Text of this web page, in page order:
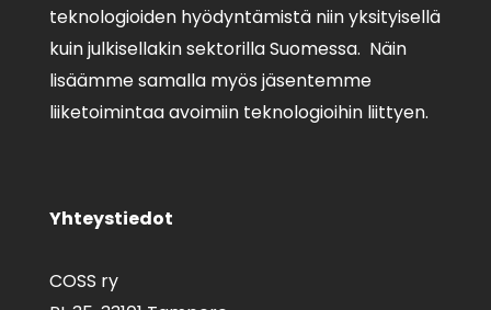
teknologioiden hyödyntämistä niin yksityisellä
kuin julkisellakin sektorilla Suomessa. Näin
lisäämme samalla myös jäsentemme
liiketoimintaa avoimiin teknologioihin liittyen.
Yhteystiedot
COSS ry